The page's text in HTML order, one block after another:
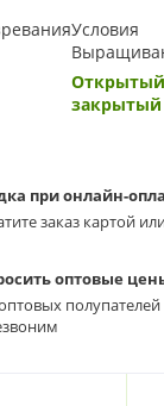
Условия
закрытый
при онлайн-
заказ картой
оптовые